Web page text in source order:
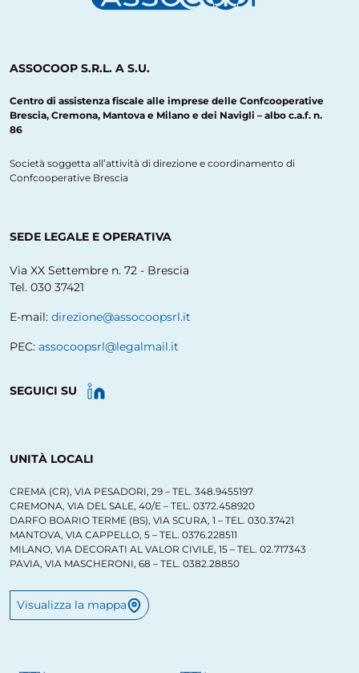
ASSOCOOP S.R.L. A S.U.
Centro di assistenza fiscale alle imprese delle Confcooperative
Brescia, Cremona, Mantova e Milano e dei Navigli – albo c.a.f. n.
86
Società soggetta all’attività di direzione e coordinamento di
Confcooperative Brescia
SEDE LEGALE E OPERATIVA
Via XX Settembre n. 72 - Brescia
Tel. 030 37421
E-mail: direzione@assocoopsrl.it
PEC: assocoopsrl@legalmail.it
SEGUICI SU
UNITÀ LOCALI
CREMA (CR), VIA PESADORI, 29 – TEL. 348.9455197
CREMONA, VIA DEL SALE, 40/E – TEL. 0372.458920
DARFO BOARIO TERME (BS), VIA SCURA, 1 – TEL. 030.37421
MANTOVA, VIA CAPPELLO, 5 – TEL. 0376.228511
MILANO, VIA DECORATI AL VALOR CIVILE, 15 – TEL. 02.717343
PAVIA, VIA MASCHERONI, 68 – TEL. 0382.28850
Visualizza la mappa